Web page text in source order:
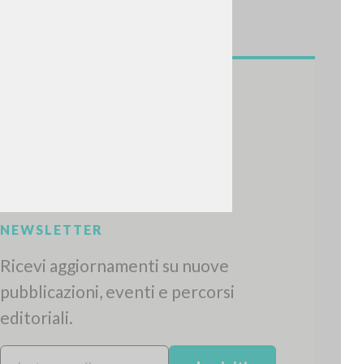
NEWSLETTER
Ricevi aggiornamenti su nuove
pubblicazioni, eventi e percorsi
editoriali.